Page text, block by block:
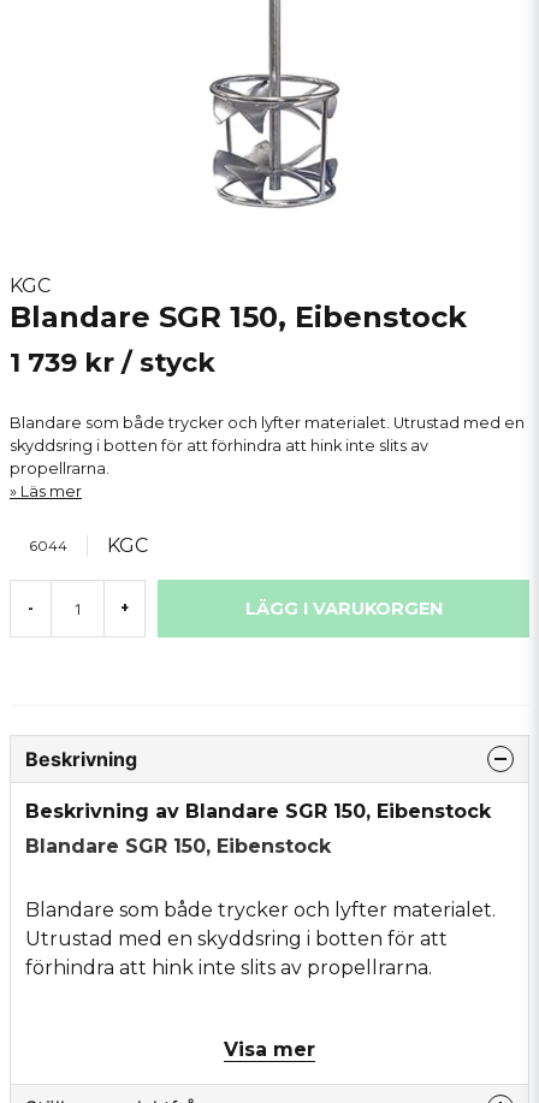
KGC
Blandare SGR 150, Eibenstock
1 739 kr / styck
Blandare som både trycker och lyfter materialet. Utrustad med en
skyddsring i botten för att förhindra att hink inte slits av
propellrarna.
Läs mer
6044 KGC
- + LÄGG I VARUKORGEN
Beskrivning
Beskrivning av Blandare SGR 150, Eibenstock
Blandare SGR 150, Eibenstock
Blandare som både trycker och lyfter materialet.
Utrustad med en skyddsring i botten för att
förhindra att hink inte slits av propellrarna.
Diameter: 150 mm
Visa mer